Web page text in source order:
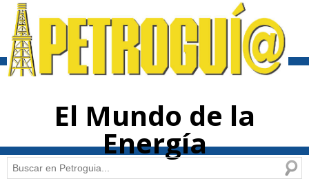
contenido
El Mundo de la
Energía
Buscar